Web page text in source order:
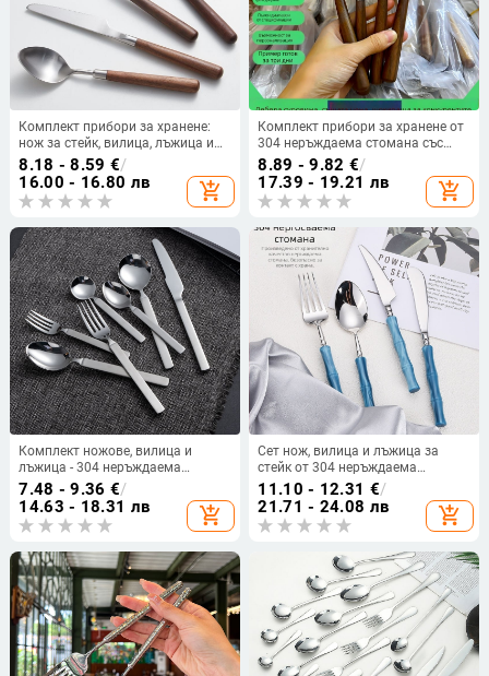
Комплект прибори за хранене:
нож за стейк, вилица, лъжица и
десертна лъжица с дръжка от
орехово дърво, 304 неръждаема
стомана, ръчна изработка, стил
лек лукс
8.18 - 8.59 €/
16.00 - 16.80 лв
add_shopping_cart
Комплект прибори за хранене от
304 неръждаема стомана със
орехова дръжка — нож, вилица и
лъжица за домашна употреба
(лек лукс, ретро стил)
8.89 - 9.82 €/
17.39 - 19.21 лв
add_shopping_cart
Комплект ножове, вилица и
лъжица - 304 неръждаема
стомана - огледално полиране -
модерен минималистичен стил -
за възрастни
7.48 - 9.36 €/
14.63 - 18.31 лв
add_shopping_cart
Сет нож, вилица и лъжица за
стейк от 304 неръждаема
стомана – огледално полирани,
ръчна изработка, мотив от
бамбуков възел
11.10 - 12.31 €/
21.71 - 24.08 лв
add_shopping_cart